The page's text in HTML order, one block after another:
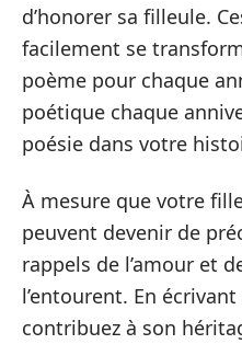
d’honorer sa filleule.
facilement se
poème pour chaque
poétique chaque
poésie dans votre
À mesure que votre
peuvent devenir de
rappels de l’amour et
l’entourent. En
contribuez à son